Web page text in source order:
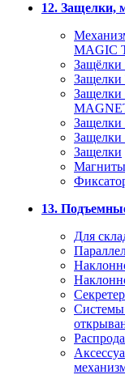
12. Защелки,
MAGIC
Защелки
Защелки
Магниты
13.
Для
Системы